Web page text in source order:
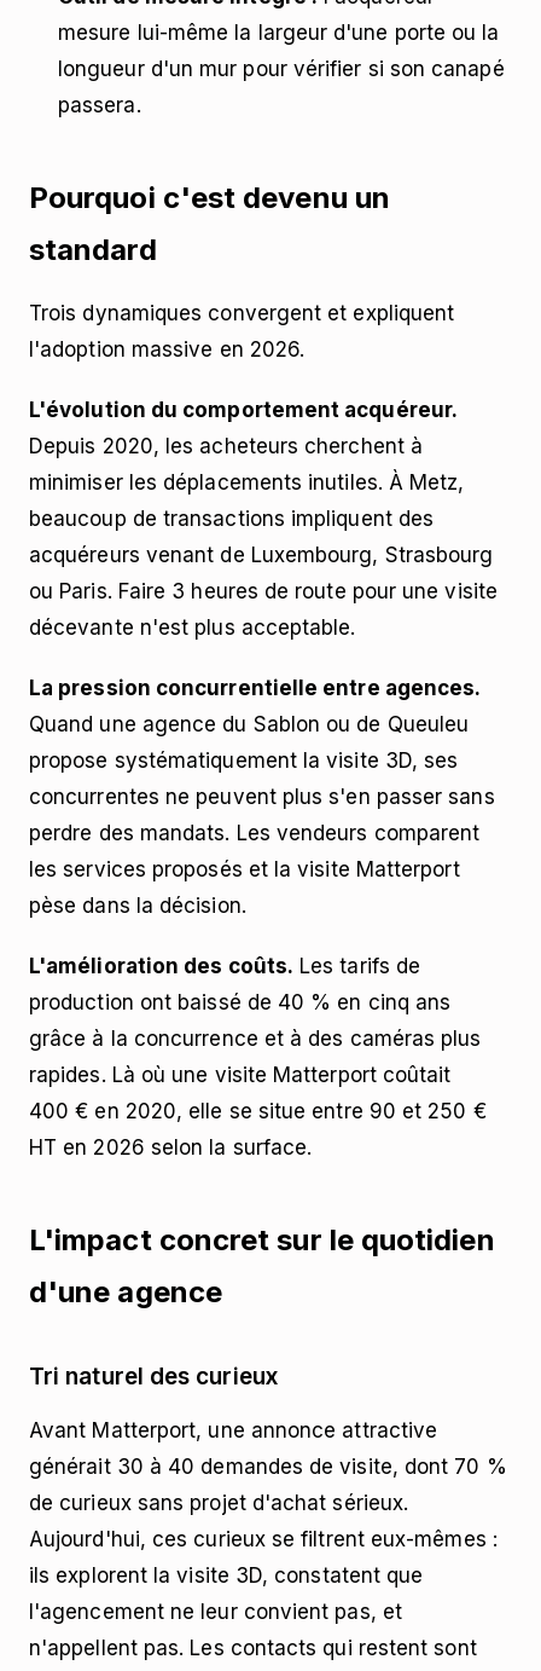
mesure lui-même la largeur d'une porte ou la
longueur d'un mur pour vérifier si son canapé
passera.
Pourquoi c'est devenu un
standard
Trois dynamiques convergent et expliquent
l'adoption massive en 2026.
L'évolution du comportement acquéreur.
Depuis 2020, les acheteurs cherchent à
minimiser les déplacements inutiles. À Metz,
beaucoup de transactions impliquent des
acquéreurs venant de Luxembourg, Strasbourg
ou Paris. Faire 3 heures de route pour une visite
décevante n'est plus acceptable.
La pression concurrentielle entre agences.
Quand une agence du Sablon ou de Queuleu
propose systématiquement la visite 3D, ses
concurrentes ne peuvent plus s'en passer sans
perdre des mandats. Les vendeurs comparent
les services proposés et la visite Matterport
pèse dans la décision.
L'amélioration des coûts. Les tarifs de
production ont baissé de 40 % en cinq ans
grâce à la concurrence et à des caméras plus
rapides. Là où une visite Matterport coûtait
400 € en 2020, elle se situe entre 90 et 250 €
HT en 2026 selon la surface.
L'impact concret sur le quotidien
d'une agence
Tri naturel des curieux
Avant Matterport, une annonce attractive
générait 30 à 40 demandes de visite, dont 70 %
de curieux sans projet d'achat sérieux.
Aujourd'hui, ces curieux se filtrent eux-mêmes :
ils explorent la visite 3D, constatent que
l'agencement ne leur convient pas, et
n'appellent pas. Les contacts qui restent sont